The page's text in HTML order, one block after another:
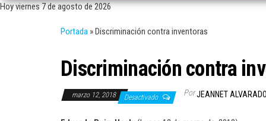
Hoy viernes 7 de agosto de 2026
Portada »Discriminación contra inventoras
Discriminación contra
marzo 12, 2018 Desactivado PorJEANNET ALVARADO